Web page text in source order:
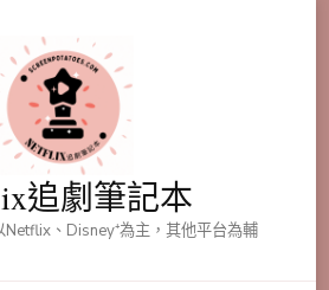
追劇筆記本
Netflix、Disney⁺為主，其他平台為輔